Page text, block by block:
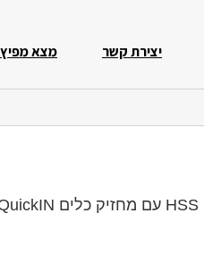
מצא מפיץ יצירת קשר